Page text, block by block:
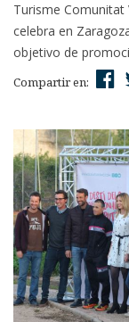
Turisme Comunitat
celebra en
objetivo de
Compartir en: